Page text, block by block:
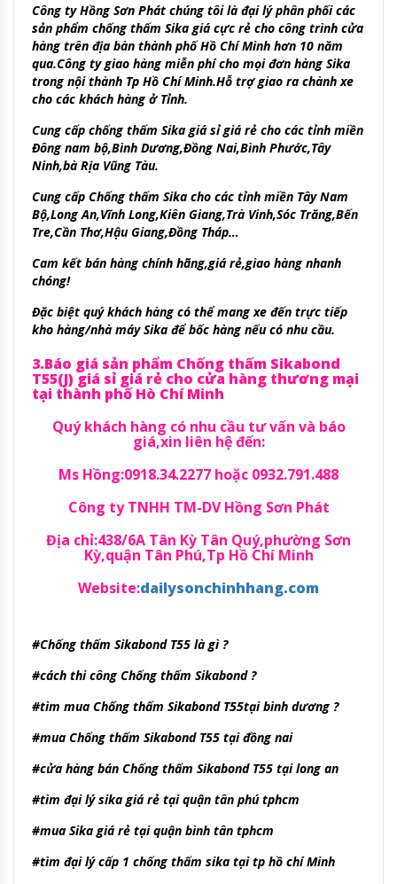
Công ty Hồng Sơn Phát chúng tôi là đại lý phân phối các
sản phẩm chống thấm Sika giá cực rẻ cho công trình cửa
hàng trên địa bàn thành phố Hồ Chí Minh hơn 10 năm
qua.Công ty giao hàng miễn phí cho mọi đơn hàng Sika
trong nội thành Tp Hồ Chí Minh.Hỗ trợ giao ra chành xe
cho các khách hàng ở Tỉnh.
Cung cấp chống thấm Sika giá sỉ giá rẻ cho các tỉnh miền
Đông nam bộ,Bình Dương,Đồng Nai,Bình Phước,Tây
Ninh,bà Rịa Vũng Tàu.
Cung cấp Chống thấm Sika cho các tỉnh miền Tây Nam
Bộ,Long An,Vĩnh Long,Kiên Giang,Trà Vinh,Sóc Trăng,Bến
Tre,Cần Thơ,Hậu Giang,Đồng Tháp…
Cam kết bán hàng chính hãng,giá rẻ,giao hàng nhanh
chóng!
Đặc biệt quý khách hàng có thể mang xe đến trực tiếp
kho hàng/nhà máy Sika để bốc hàng nếu có nhu cầu.
3.Báo giá sản phẩm Chống thấm Sikabond
T55(J) giá sỉ giá rẻ cho cửa hàng thương mại
tại thành phố Hò Chí Minh
Quý khách hàng có nhu cầu tư vấn và báo
giá,xin liên hệ đến:
Ms Hồng:0918.34.2277 hoặc 0932.791.488
Công ty TNHH TM-DV Hồng Sơn Phát
Địa chỉ:438/6A Tân Kỳ Tân Quý,phường Sơn
Kỳ,quận Tân Phú,Tp Hồ Chí Minh
Website:dailysonchinhhang.com
#Chống thấm Sikabond T55 là gì ?
#cách thi công Chống thấm Sikabond ?
#tìm mua Chống thấm Sikabond T55tại bình dương ?
#mua Chống thấm Sikabond T55 tại đồng nai
#cửa hàng bán Chống thấm Sikabond T55 tại long an
#tìm đại lý sika giá rẻ tại quận tân phú tphcm
#mua Sika giá rẻ tại quận bình tân tphcm
#tìm đại lý cấp 1 chống thấm sika tại tp hồ chí Minh